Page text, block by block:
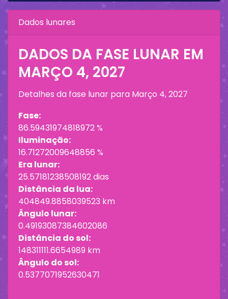
Dados lunares
DADOS DA FASE LUNAR EM
MARÇO 4, 2027
Detalhes da fase lunar para Março 4, 2027
Fase:
86.59431974818972 %
Iluminação:
16.71272009648856 %
Era lunar:
25.57181238508192 dias
Distância da lua:
404849.8858039523 km
Ângulo lunar:
0.49193087384602086
Distância do sol:
148311111.6654989 km
Ângulo do sol:
0.5377071952630471